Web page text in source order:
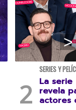
SERIES Y
La
revela
actores